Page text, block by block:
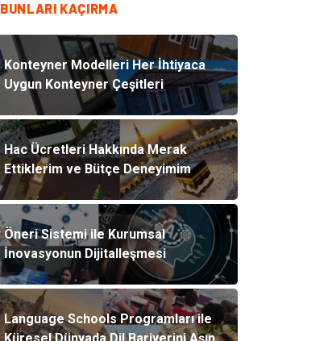
BUNLARI KAÇIRMA
Konteyner Modelleri Her İhtiyaca
Uygun Konteyner Çeşitleri
Hac Ücretleri Hakkında Merak
Ettiklerim ve Bütçe Deneyimim
Öneri Sistemi ile Kurumsal
İnovasyonun Dijitalleşmesi
Language Schools Programları ile